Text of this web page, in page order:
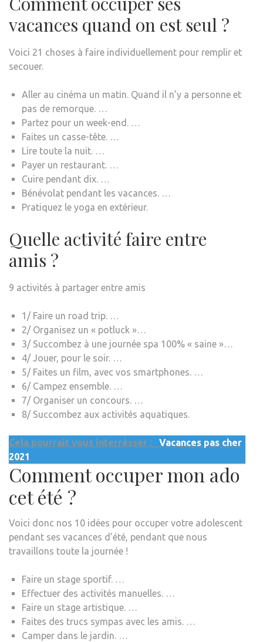
vacances quand on est seul ?
Voici 21 choses à faire individuellement pour remplir et
secouer.
Aller au cinéma un matin. Quand il n’y a personne et
pas de remorque. …
Partez pour un week-end. …
Faites un casse-tête. …
Lire toute la nuit. …
Payer un restaurant. …
Cuire pendant dix. …
Bénévolat pendant les vacances. …
Pratiquez le yoga en extérieur.
Quelle activité faire entre
amis ?
9 activités à partager entre amis
1/ Faire un road trip. …
2/ Organisez un « potluck »…
3/ Succombez à une journée spa 100% « saine »…
4/ Jouer, pour le soir. …
5/ Faites un film, avec vos smartphones. …
6/ Campez ensemble. …
7/ Organiser un concours. …
8/ Succombez aux activités aquatiques.
Cela pourrait vous interrésser :
Vacances pas cher
2021
Comment occuper mon ado
cet été ?
Voici donc nos 10 idées pour occuper votre adolescent
pendant ses vacances d’été, pendant que nous
travaillons toute la journée !
Faire un stage sportif. …
Effectuer des activités manuelles. …
Faire un stage artistique. …
Faites des trucs sympas avec les amis. …
Camper dans le jardin. …